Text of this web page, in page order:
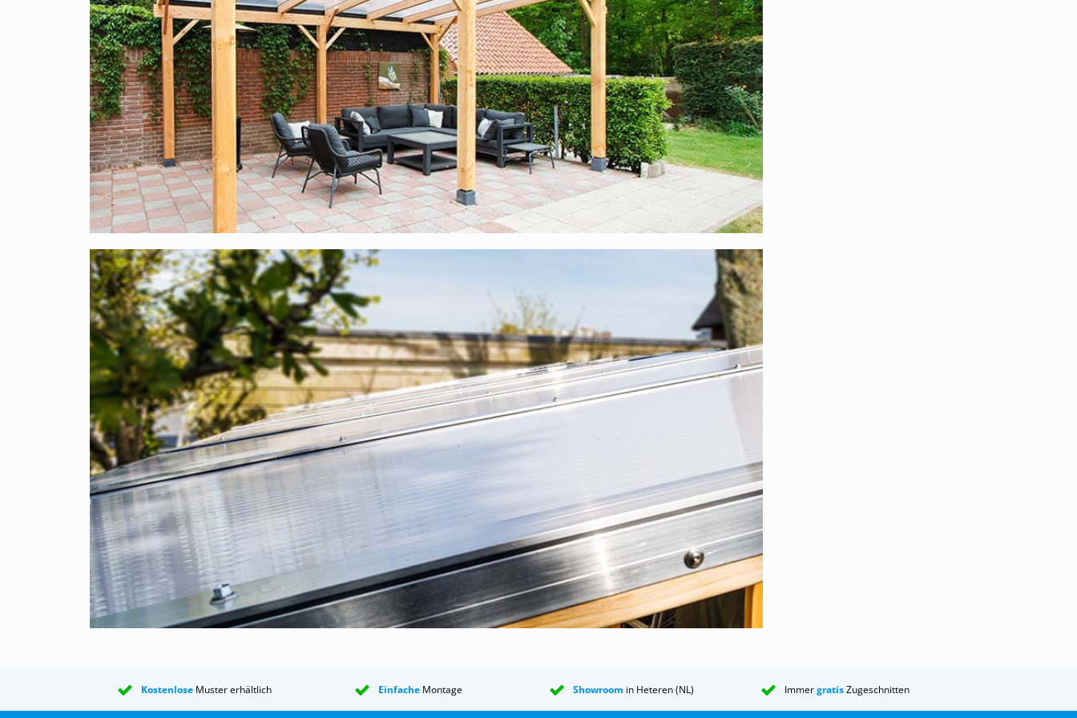
vor allem, wenn die Sonne scheint. Bei transparenten Platten wird es dann schnell ziemlich warm unter der Überdachung.
Unter opalweißen Platten wird es hingegen deutlich weniger warm. Ist es in Ihrem Haus dann nicht düster, wenn die
Überdachung mit opalweißen Platten an einer Mauer befestigt wurde, in der sich ein großes Fenster befindet, etwa das
Wohnzimmerfenster? Nein, darüber brauchen Sie sich gar keine Gedanken machen. Unsere opalweißen Platten lassen
55 % des Lichts durch, also viel mehr, als Sie vermutlich denken.
Woraus besteht dieses Komplettdach aus Polycarbonat-Stegplatten?
Bei XXL Direct finden Sie professionelle Qualität zu einem sehr attraktiven Preis. Unsere Materialien wurden sorgfältig
ausgewählt und stammen ausschließlich aus Europa. Des Weiteren erhalten Sie10 Jahre Garantieauf das komplette Dach.
Das Dach istUV- und hagelbeständig.
Hierunter finden Sie eine Auflistung aller Artikel, die zu diesem Komplettdach gehören:
Polycarbonat X-Wall-Stegplatten 16 mm: Entsprechen vollständig der Bauverordnung und verfügen über eine CE-
Kennzeichnung;
Aluminium- Oberprofile: Mit diesen Profilen werden die Polycarbonatplatten auf der Unterkonstruktion
festgeklemmt;
EPDM- Abdichtungsstreifen
: Speziell bei uns hergestellter EPDM-Streifen, der dank seiner Zusammensetzung die
Polycarbonatplatten nicht angreifen kann. Unsere EPDM-Streifen halten viele Jahrzehnte lang;
EPDM-Unterleggummi: Speziell bei uns hergestellter EPDM-Unterleggummi, der dank seiner Zusammensetzung die
Polycarbonatplatten nicht angreifen kann. Unsere EPDM-Unterleggummis halten viele Jahrzehnte lang;
Selbstbohrende Holzschrauben: Verzinkte Holzschraube mit Neopren-Ring;
Aluminium-Endstück: Dient als Abschluss, aber auch, um die Stegplatten an ihrem Platz zu halten;
Edelstahlschrauben: Edelstahlschrauben zum Befestigen der Endstücke;
Aluminium F-Abschlussprofile
: Diese Profile dienen als Abschluss des Dachs an der linken und rechten Seite:
Anti-Staub-Band offen: Natürlich liefern wir Ihnen das einzig wahre Anti-Staub-Band. Ein wichtiger Teil eines guten
Polycarbonat-Stegplattendachs. Dieses Dichtband sorgt dafür, dass eventuell vorhandene Feuchtigkeit
(Kondenswasser) aus den Kanälen in der Polycarbonatplatte entweichen und kein Stoff, Insekten o. Ä. eindringen
können. Anwendung an der tiefen Seite der Stegplatte:
Anti-Staub-Band dicht
: Vom selben Hersteller, Anwendung an der hohen Seite der Stegplatte:
Aluminium-U-Profile: Spezialprofil, das als Abschluss an der Unterseite jeder Platte angebracht wird;
Silikonkit säurefrei: Blauwschild Silikonkleister, Spezial-Dichtstoff, der den Polycarbonatplatten nichts anhaben kann.
Terrassenüberdachung oder Veranda, ein Carport, einen Anbau, Wintergarten oder Schuppen, eine Fahrradüberdachung,
Kostenlose Muster erhältlich EinfacheMontage Showroom in Heteren (NL) ImmergratisZugeschnitten